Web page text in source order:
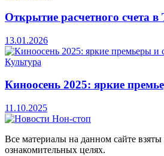
Открытие расчетного счета
13.01.2026
Культура
Киноосень 2025: яркие
11.10.2025
Все материалы на данном сайте
ознакомительных целях.